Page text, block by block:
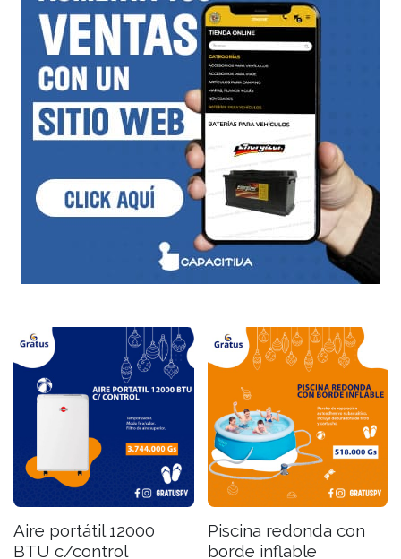
Aire portátil 12000
BTU c/control
Piscina redonda con
borde inflable